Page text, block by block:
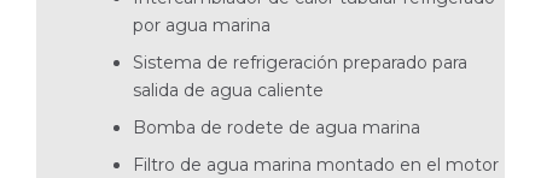
por agua marina
Sistema de refrigeración preparado para
salida de agua caliente
Bomba de rodete de agua marina
Filtro de agua marina montado en el motor